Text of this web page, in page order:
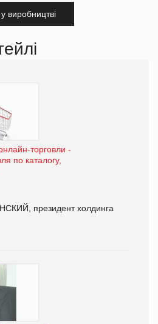
у виробництві
торговли -
по каталогу,
президент холдинга